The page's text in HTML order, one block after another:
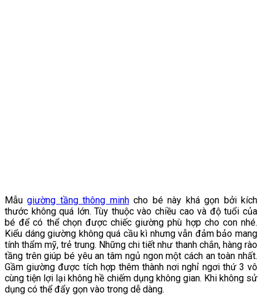
Mẫugiường tầng thông minhcho bé này khá gọn bởi kích
thước không quá lớn. Tùy thuộc vào chiều cao và độ tuổi của
bé để có thể chọn được chiếc giường phù hợp cho con nhé.
Kiểu dáng giường không quá cầu kì nhưng vẫn đảm bảo mang
tính thẩm mỹ, trẻ trung. Những chi tiết như thanh chắn, hàng rào
tầng trên giúp bé yêu an tâm ngủ ngon một cách an toàn nhất.
Gầm giường được tích hợp thêm thành nơi nghỉ ngơi thứ 3 vô
cùng tiện lợi lại không hề chiếm dụng không gian. Khi không sử
dụng có thể đẩy gọn vào trong dễ dàng.